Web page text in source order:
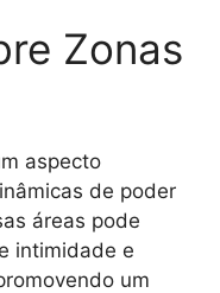
Zonas
aspecto
de poder
áreas pode
intimidade e
um